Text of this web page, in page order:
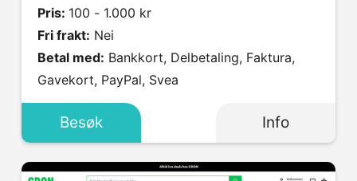
Pris: 100 - 1.000 kr
Fri frakt: Nei
Betal med:
Gavekort, PayPal, Svea
Besøk Info